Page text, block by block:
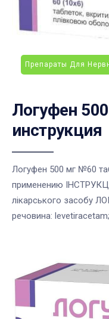
Препараты Для
Логуфен
инструкция
Логуфен 500 мг №60
применению
лікарського засобу
речовина: